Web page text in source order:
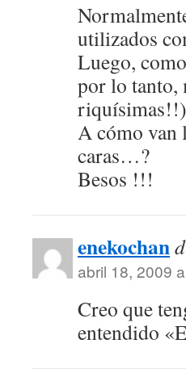
utilizados
Luego,
por lo tanto,
A cómo van
caras…?
Besos !!!
enekochan
abril 18, 2009
Creo que
entendido